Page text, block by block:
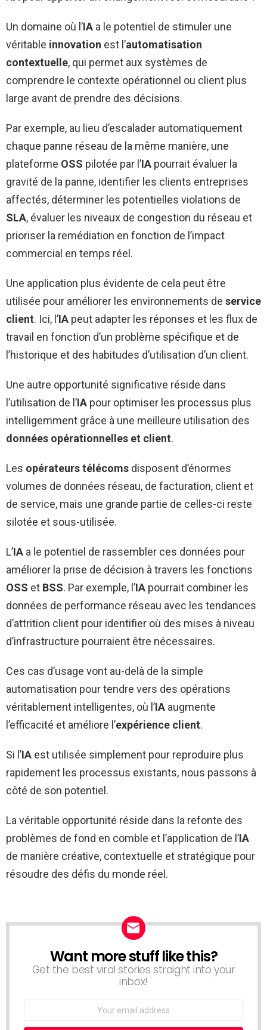
Un domaine où l’IA a le potentiel de stimuler une
véritable innovation est l’automatisation
contextuelle, qui permet aux systèmes de
comprendre le contexte opérationnel ou client plus
large avant de prendre des décisions.
Par exemple, au lieu d’escalader automatiquement
chaque panne réseau de la même manière, une
plateforme OSS pilotée par l’IA pourrait évaluer la
gravité de la panne, identifier les clients entreprises
affectés, déterminer les potentielles violations de
SLA, évaluer les niveaux de congestion du réseau et
prioriser la remédiation en fonction de l’impact
commercial en temps réel.
Une application plus évidente de cela peut être
utilisée pour améliorer les environnements de service
client. Ici, l’IA peut adapter les réponses et les flux de
travail en fonction d’un problème spécifique et de
l’historique et des habitudes d’utilisation d’un client.
Une autre opportunité significative réside dans
l’utilisation de l’IA pour optimiser les processus plus
intelligemment grâce à une meilleure utilisation des
données opérationnelles et client.
Les opérateurs télécoms disposent d’énormes
volumes de données réseau, de facturation, client et
de service, mais une grande partie de celles-ci reste
silotée et sous-utilisée.
L’IA a le potentiel de rassembler ces données pour
améliorer la prise de décision à travers les fonctions
OSS et BSS. Par exemple, l’IA pourrait combiner les
données de performance réseau avec les tendances
d’attrition client pour identifier où des mises à niveau
d’infrastructure pourraient être nécessaires.
Ces cas d’usage vont au-delà de la simple
automatisation pour tendre vers des opérations
véritablement intelligentes, où l’IA augmente
l’efficacité et améliore l’expérience client.
Si l’IA est utilisée simplement pour reproduire plus
rapidement les processus existants, nous passons à
côté de son potentiel.
La véritable opportunité réside dans la refonte des
problèmes de fond en comble et l’application de l’IA
de manière créative, contextuelle et stratégique pour
résoudre des défis du monde réel.
NEWSLETTER
Want more stuff like this?
Get the best viral stories straight into your
inbox!
Email